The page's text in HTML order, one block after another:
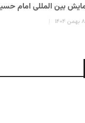
بین المللی امام
۸ بهمن ۱۴۰۴